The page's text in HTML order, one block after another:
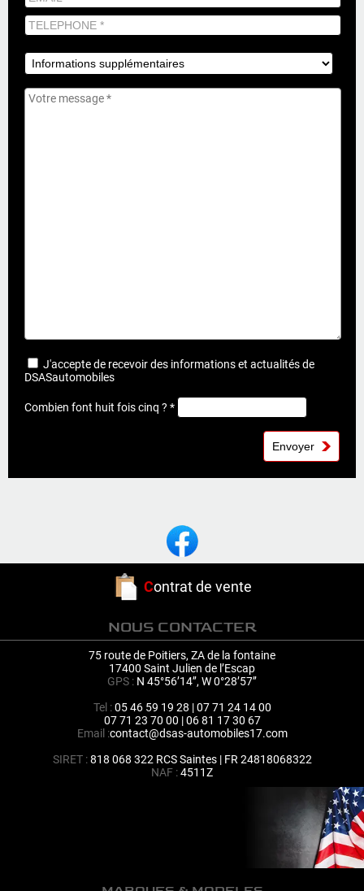
J'accepte de recevoir des informations et actualités de
DSASautomobiles
Combien font huit fois cinq ? *
Contrat de vente
NOUS CONTACTER
75 route de Poitiers, ZA de la fontaine
17400 Saint Julien de l’Escap
GPS : N 45°56’14’’, W 0°28’57’’
Tel :05 46 59 19 28 | 07 71 24 14 00
07 71 23 70 00 | 06 81 17 30 67
Email :contact@dsas-automobiles17.com
SIRET :818 068 322 RCS Saintes | FR 24818068322
NAF :4511Z